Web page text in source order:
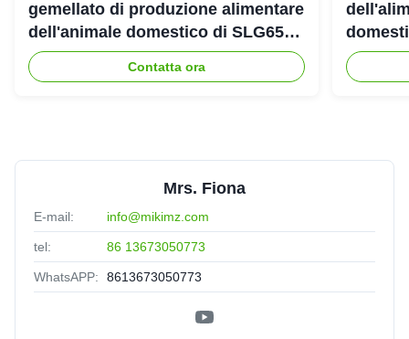
gemellato di produzione alimentare
dell'animale domestico di SLG65
SLG70 dell'estrusore a vite di
parallelo
Contatta ora
Mrs. Fiona
E-mail: info@mikimz.com
tel: 86 13673050773
WhatsAPP: 8613673050773